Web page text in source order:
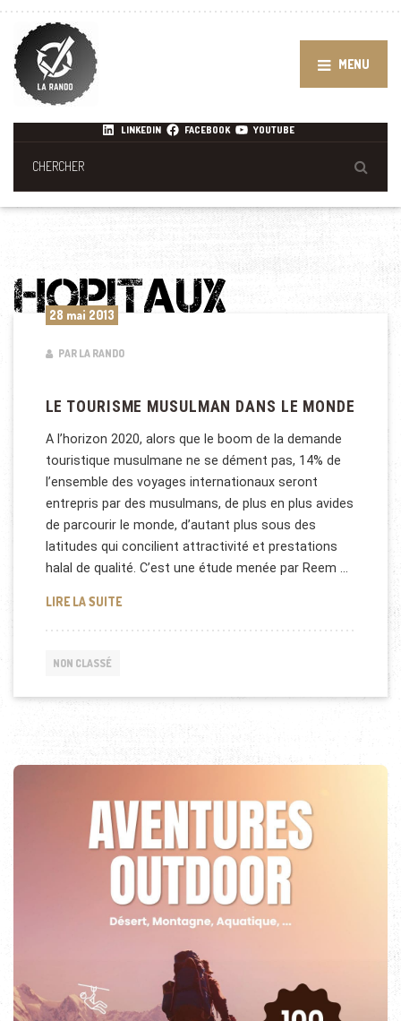
MENU
LINKEDIN FACEBOOK YOUTUBE
28 mai 2013
PAR LA RANDO
LE TOURISME MUSULMAN DANS LE MONDE
A l’horizon 2020, alors que le boom de la demande
touristique musulmane ne se dément pas, 14% de
l’ensemble des voyages internationaux seront
entrepris par des musulmans, de plus en plus avides
de parcourir le monde, d’autant plus sous des
latitudes qui concilient attractivité et prestations
halal de qualité. C’est une étude menée par Reem …
LIRE LA SUITELE TOURISME MUSULMAN DANS LE MONDE
NON CLASSÉ